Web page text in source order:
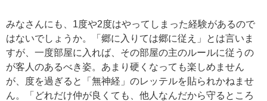
みなさんにも、1度や2度はやってしまった経験があるので
はないでしょうか。「郷に入りては郷に従え」とは言いま
すが、一度部屋に入れば、その部屋の主のルールに従うの
が客人のあるべき姿。あまり硬くなっても楽しめません
が、度を過ぎると「無神経」のレッテルを貼られかねませ
ん。「どれだけ仲が良くても、他人なんだから守るところ